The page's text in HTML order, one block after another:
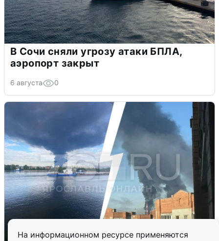
На информационном ресурсе применяются
В Сочи сняли угрозу атаки БПЛА,
аэропорт закрыт
6 августа 0